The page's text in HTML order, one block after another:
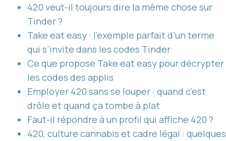
420 veut-il toujours dire la même chose sur
Tinder ?
Take eat easy : l’exemple parfait d’un terme
qui s’invite dans les codes Tinder
Ce que propose Take eat easy pour décrypter
les codes des applis
Employer 420 sans se louper : quand c’est
drôle et quand ça tombe à plat
Faut-il répondre à un profil qui affiche 420 ?
420, culture cannabis et cadre légal : quelques